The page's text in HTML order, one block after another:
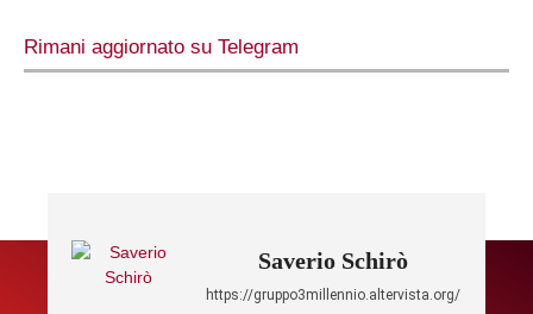
Rimani aggiornato su Telegram
Saverio Schirò
https://gruppo3millennio.altervista.org/